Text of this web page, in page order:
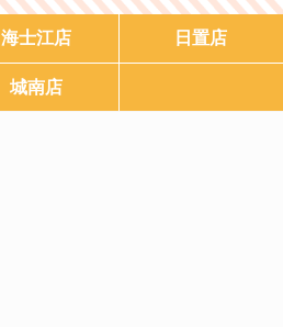
海士江店 日置店
城南店